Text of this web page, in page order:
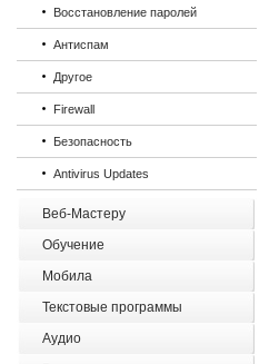
Восстановление паролей
Антиспам
Другое
Firewall
Безопасность
Antivirus Updates
Веб-Мастеру
Обучение
Мобила
Текстовые программы
Аудио